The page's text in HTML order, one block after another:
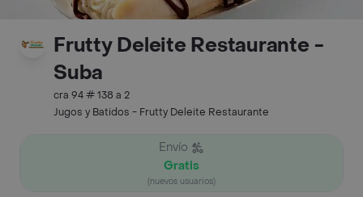
Frutty Deleite Restaurante -
Suba
cra 94 # 138 a 2
Jugos y Batidos - Frutty Deleite Restaurante
Envío
Gratis
(nuevos usuarios)